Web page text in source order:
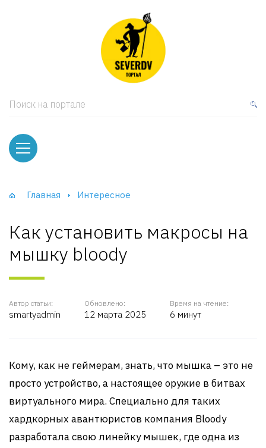
Поиск на портале
Главная Интересное
Как установить макросы на
мышку bloody
Автор статьи:
smartyadmin
Обновлено:
12 марта 2025
Время на чтение:
6 минут
Кому, как не геймерам, знать, что мышка – это не
просто устройство, а настоящее оружие в битвах
виртуального мира. Специально для таких
хардкорных авантюристов компания Bloody
разработала свою линейку мышек, где одна из
и тумбы